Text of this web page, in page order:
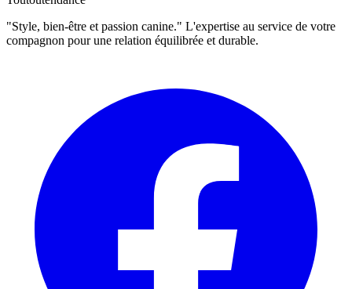
"Style, bien-être et passion canine." L'expertise au service de votre
compagnon pour une relation équilibrée et durable.